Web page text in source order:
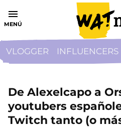
MENÚ
VLOGGER INFLUENCERS
De Alexelcapo a
youtubers
Twitch tanto (o